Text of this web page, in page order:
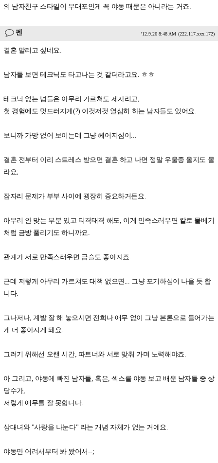
의 남자친구 스타일이 무대포인게 꼭 야동 때문은 아니라는 거죠.
펜 '12.9.26 8:48 AM (222.117.xxx.172)
결혼 말리고 싶네요.
남자들 보면 테크닉도 타고나는 것 같더라고요. ㅎㅎ
테크닉 없는 넘들은 아무리 가르쳐도 제자리고,
첫 경험에도 멋드러지게(?) 이것저것 열심히 하는 남자들도 있어요.
보니까 가망 없어 보이는데 그냥 헤어지심이...
결혼 전부터 이리 스트레스 받으면 결혼 하고 나면 정말 우울증 올지도 몰
라요;
잠자리 문제가 부부 사이에 굉장히 중요하거든요.
아무리 안 맞는 부분 있고 티격태격 해도, 이게 만족스러우면 칼로 물베기
처럼 금방 풀리기도 하니까요.
관계가 서로 만족스러우면 금슬도 좋아지죠.
근데 저렇게 아무리 가르쳐도 대책 없으면... 그냥 포기하심이 나을 듯 합
니다.
그나저나, 계발 잘 해 놓으시면 전희나 애무 없이 그냥 본론으로 들어가는
게 더 좋아지게 돼요.
그러기 위해선 오랜 시간, 파트너와 서로 맞춰 가며 노력해야죠.
아 그리고, 야동에 빠진 남자들, 혹은, 섹스를 야동 보고 배운 남자들 중 상
당수가,
저렇게 애무를 잘 못합니다.
상대녀와 "사랑을 나눈다" 라는 개념 자체가 없는 거에요.
야동만 어려서부터 봐 왔어서--;